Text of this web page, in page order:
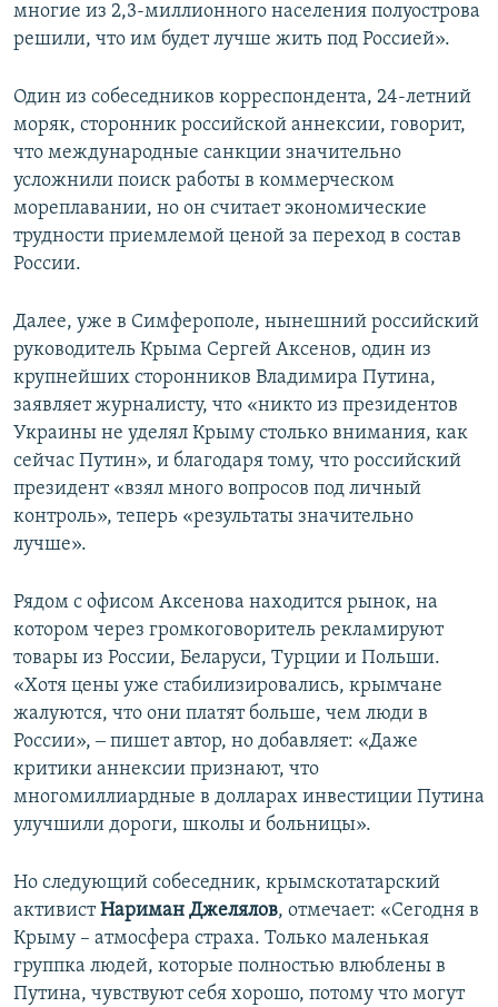
многие из 2,3-миллионного населения полуострова
решили, что им будет лучше жить под Россией».
Один из собеседников корреспондента, 24-летний
моряк, сторонник российской аннексии, говорит,
что международные санкции значительно
усложнили поиск работы в коммерческом
мореплавании, но он считает экономические
трудности приемлемой ценой за переход в состав
России.
Далее, уже в Симферополе, нынешний российский
руководитель Крыма Сергей Аксенов, один из
крупнейших сторонников Владимира Путина,
заявляет журналисту, что «никто из президентов
Украины не уделял Крыму столько внимания, как
сейчас Путин», и благодаря тому, что российский
президент «взял много вопросов под личный
контроль», теперь «результаты значительно
лучше».
Рядом с офисом Аксенова находится рынок, на
котором через громкоговоритель рекламируют
товары из России, Беларуси, Турции и Польши.
«Хотя цены уже стабилизировались, крымчане
жалуются, что они платят больше, чем люди в
России», ‒ пишет автор, но добавляет: «Даже
критики аннексии признают, что
многомиллиардные в долларах инвестиции Путина
улучшили дороги, школы и больницы».
Но следующий собеседник, крымскотатарский
активистНариман Джелялов, отмечает: «Сегодня в
Крыму – атмосфера страха. Только маленькая
группка людей, которые полностью влюблены в
Путина, чувствуют себя хорошо, потому что могут